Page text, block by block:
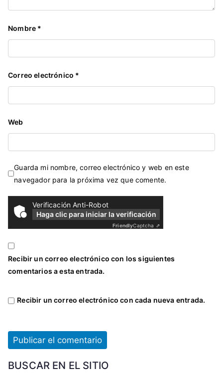
Nombre *
Correo electrónico *
Web
Guarda mi nombre, correo electrónico y web en este
navegador para la próxima vez que comente.
Verificación Anti-Robot
Haga clic para iniciar la verificación
FriendlyCaptcha ⇗
Recibir un correo electrónico con los siguientes
comentarios a esta entrada.
Recibir un correo electrónico con cada nueva entrada.
BUSCAR EN EL SITIO